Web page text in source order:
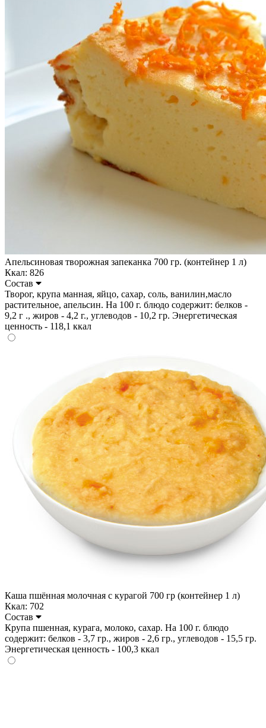
Апельсиновая творожная запеканка 700 гр. (контейнер 1 л)
Ккал: 826
Состав
Творог, крупа манная, яйцо, сахар, соль, ванилин,масло
растительное, апельсин. На 100 г. блюдо содержит: белков -
9,2 г ., жиров - 4,2 г., углеводов - 10,2 гр. Энергетическая
ценность - 118,1 ккал
Каша пшённая молочная с курагой 700 гр (контейнер 1 л)
Ккал: 702
Состав
Крупа пшенная, курага, молоко, сахар. На 100 г. блюдо
содержит: белков - 3,7 гр., жиров - 2,6 гр., углеводов - 15,5 гр.
Энергетическая ценность - 100,3 ккал